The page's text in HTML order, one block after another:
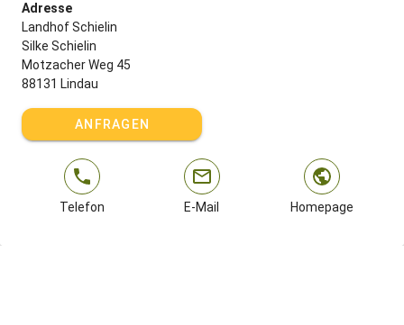
Adresse
Landhof Schielin
Silke Schielin
Motzacher Weg 45
88131 Lindau
ANFRAGEN
Telefon E-Mail Homepage